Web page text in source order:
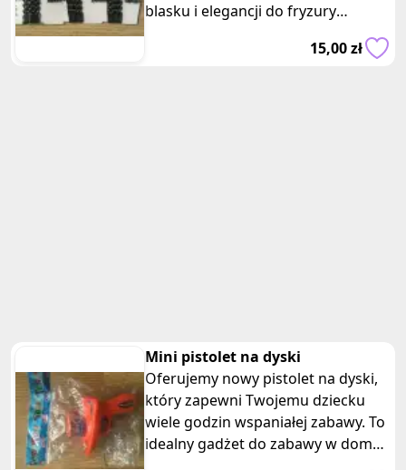
blasku i elegancji do fryzury
15,00 zł
Mini pistolet na dyski
Oferujemy nowy pistolet na dyski,
który zapewni Twojemu dziecku
wiele godzin wspaniałej zabawy. To
idealny gadżet do zabawy w domu,